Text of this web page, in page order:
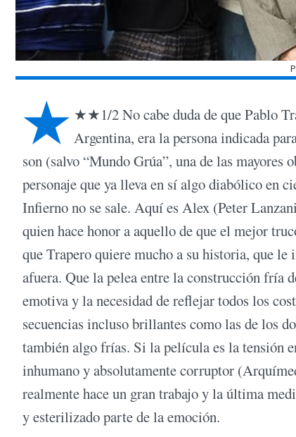
★ ★★1/2 No cabe duda de que Pablo
Argentina, era la persona indicada
son (salvo “Mundo Grúa”, una de las mayores
personaje que ya lleva en sí algo diabólico en
Infierno no se sale. Aquí es Alex (Peter
quien hace honor a aquello de que el mejor
que Trapero quiere mucho a su historia, que
afuera. Que la pelea entre la construcción fría
emotiva y la necesidad de reflejar todos los
secuencias incluso brillantes como las de los
también algo frías. Si la película es la tensión
inhumano y absolutamente corruptor
realmente hace un gran trabajo y la última
y esterilizado parte de la emoción.